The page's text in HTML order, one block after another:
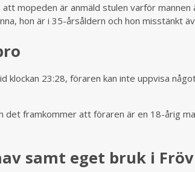
mopeden är anmäld stulen varför mannen
hon är i 35-årsåldern och hon misstänkt
klockan 23:28, föraren kan inte uppvisa
framkommer att föraren är en 18-årig
samt eget bruk i